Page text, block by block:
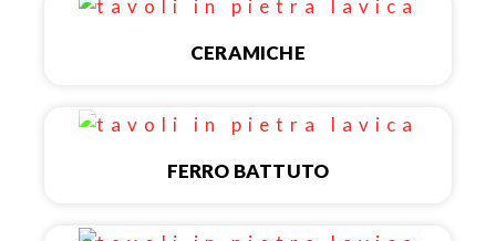
CERAMICHE
FERRO BATTUTO